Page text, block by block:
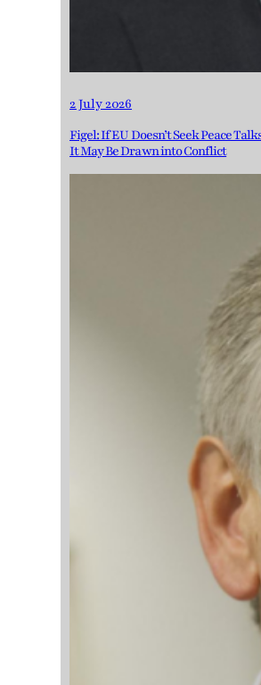
2 July 2026
Figel: If EU Doesn’t Seek Peace
It May Be Drawn into Conflict